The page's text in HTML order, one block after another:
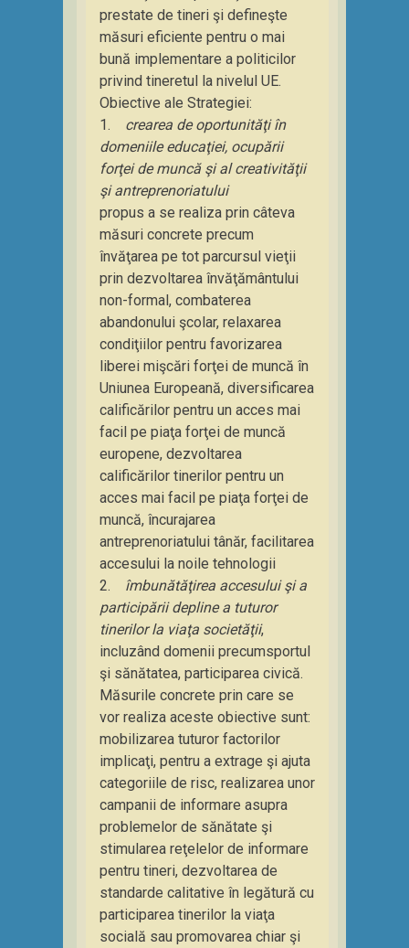
prestate de tineri şi defineşte
măsuri eficiente pentru o mai
bună implementare a politicilor
privind tineretul la nivelul UE.
Obiective ale Strategiei:
1. crearea de oportunităţi în
domeniile educaţiei, ocupării
forţei de muncă şi al creativităţii
şi antreprenoriatului
propus a se realiza prin câteva
măsuri concrete precum
învăţarea pe tot parcursul vieţii
prin dezvoltarea învăţământului
non-formal, combaterea
abandonului şcolar, relaxarea
condiţiilor pentru favorizarea
liberei mişcări forţei de muncă în
Uniunea Europeană, diversificarea
calificărilor pentru un acces mai
facil pe piaţa forţei de muncă
europene, dezvoltarea
calificărilor tinerilor pentru un
acces mai facil pe piaţa forţei de
muncă, încurajarea
antreprenoriatului tânăr, facilitarea
accesului la noile tehnologii
2.
îmbunătăţirea accesului şi a
participării depline a tuturor
tinerilor la viaţa societăţii,
incluzând domenii precumsportul
şi sănătatea, participarea civică.
Măsurile concrete prin care se
vor realiza aceste obiective sunt:
mobilizarea tuturor factorilor
implicaţi, pentru a extrage şi ajuta
categoriile de risc, realizarea unor
campanii de informare asupra
problemelor de sănătate şi
stimularea reţelelor de informare
pentru tineri, dezvoltarea de
standarde calitative în legătură cu
participarea tinerilor la viaţa
socială sau promovarea chiar şi